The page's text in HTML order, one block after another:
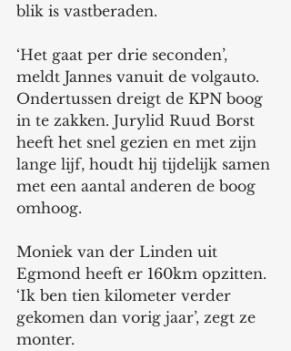
blik is vastberaden.
‘Het gaat per drie seconden’,
meldt Jannes vanuit de volgauto.
Ondertussen dreigt de KPN boog
in te zakken. Jurylid Ruud Borst
heeft het snel gezien en met zijn
lange lijf, houdt hij tijdelijk samen
met een aantal anderen de boog
omhoog.
Moniek van der Linden uit
Egmond heeft er 160km opzitten.
‘Ik ben tien kilometer verder
gekomen dan vorig jaar’, zegt ze
monter.